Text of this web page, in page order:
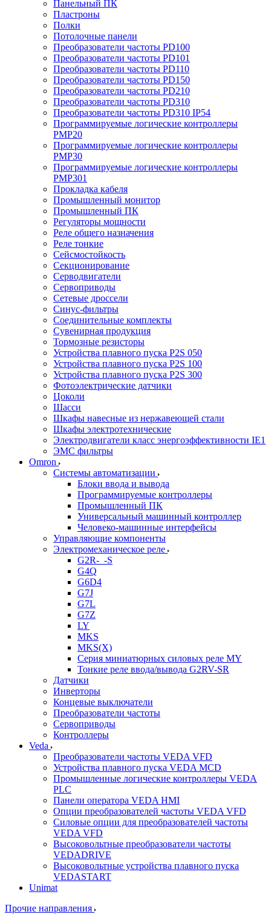
Панельный ПК
Пластроны
Полки
Потолочные панели
Преобразователи частоты PD100
Преобразователи частоты PD101
Преобразователи частоты PD110
Преобразователи частоты PD150
Преобразователи частоты PD210
Преобразователи частоты PD310
Преобразователи частоты PD310 IP54
Программируемые логические контроллеры
PMP20
Программируемые логические контроллеры
PMP30
Программируемые логические контроллеры
PMP301
Прокладка кабеля
Промышленный монитор
Промышленный ПК
Регуляторы мощности
Реле общего назначения
Реле тонкие
Сейсмостойкость
Секционирование
Серводвигатели
Сервоприводы
Сетевые дроссели
Синус-фильтры
Соединительные комплекты
Сувенирная продукция
Тормозные резисторы
Устройства плавного пуска P2S 050
Устройства плавного пуска P2S 100
Устройства плавного пуска P2S 300
Фотоэлектрические датчики
Цоколи
Шасси
Шкафы навесные из нержавеющей стали
Шкафы электротехнические
Электродвигатели класс энергоэффективности IE1
ЭМС фильтры
Omron
Системы автоматизации
Блоки ввода и вывода
Программируемые контроллеры
Промышленный ПК
Универсальный машинный контроллер
Человеко-машинные интерфейсы
Управляющие компоненты
Электромеханическое реле
G2R-_-S
G4Q
G6D4
G7J
G7L
G7Z
LY
MKS
MKS(X)
Серия миниатюрных силовых реле MY
Тонкие реле ввода/вывода G2RV-SR
Датчики
Инверторы
Концевые выключатели
Преобразователи частоты
Сервоприводы
Контроллеры
Veda
Преобразователи частоты VEDA VFD
Устройства плавного пуска VEDA MCD
Промышленные логические контроллеры VEDA
PLC
Панели оператора VEDA HMI
Опции преобразователей частоты VEDA VFD
Силовые опции для преобразователей частоты
VEDA VFD
Высоковольтные преобразователи частоты
VEDADRIVE
Высоковольтные устройства плавного пуска
VEDASTART
Unimat
Прочие направления